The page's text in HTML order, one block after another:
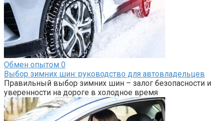
Обмен опытом 0
Выбор зимних шин: руководство для автовладельцев
Правильный выбор зимних шин – залог безопасности и
уверенности на дороге в холодное время